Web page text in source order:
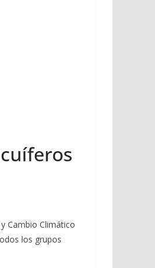
Cambio Climático
los grupos